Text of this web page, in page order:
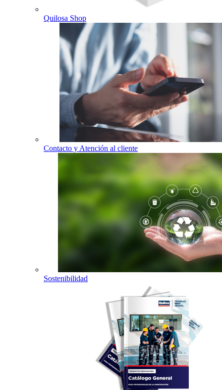
Quilosa Shop
Contacto y Atención al cliente
Sostenibilidad